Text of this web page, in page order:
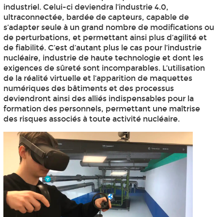
industriel. Celui-ci deviendra l’industrie 4.0,
ultraconnectée, bardée de capteurs, capable de
s’adapter seule à un grand nombre de modifications ou
de perturbations, et permettant ainsi plus d’agilité et
de fiabilité. C’est d’autant plus le cas pour l’industrie
nucléaire, industrie de haute technologie et dont les
exigences de sûreté sont incomparables. L’utilisation
de la réalité virtuelle et l’apparition de maquettes
numériques des bâtiments et des processus
deviendront ainsi des alliés indispensables pour la
formation des personnels, permettant une maîtrise
des risques associés à toute activité nucléaire.